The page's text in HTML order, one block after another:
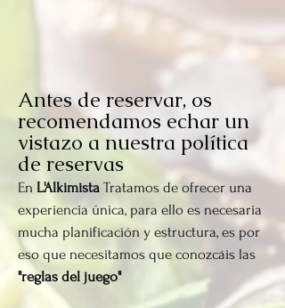
Antes de reservar, os
recomendamos echar un
vistazo a nuestra política
de reservas
En L'Alkimista Tratamos de ofrecer una
experiencia única, para ello es necesaria
mucha planificación y estructura, es por
eso que necesitamos que conozcáis las
"reglas del juego"